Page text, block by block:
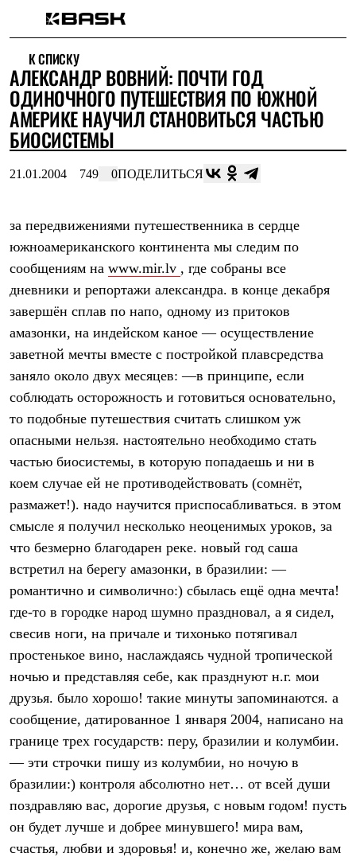
Интернет-магазин
Мужская одежда
Утепленная пухом
Куртки
Брюки
Жилеты
Комбинезоны
Куртки
Куртки
Софтшелл одежда
Куртки
Брюки
Флисовая одежда
Куртки
Брюки
Термобелье
Теплое термобелье
Среднее термобелье
Легкое термобелье
Лёгкая одежда
Футболки
Толстовки
Брюки
Женская одежда
Утепленная пухом
Куртки
Жилеты
Утепленная синтетикой
Брюки
Штормовая одежда
Софтшелл одежда
Куртки
Брюки
Лёгкая одежда
Рубашки
Футболки
Брюки
Термобелье
Теплое термобелье
Среднее термобелье
Легкое термобелье
Флисовая одежда
К СПИСКУ
АЛЕКСАНДР ВОВНИЙ: ПОЧТИ ГОД
ОДИНОЧНОГО ПУТЕШЕСТВИЯ ПО ЮЖНОЙ
АМЕРИКЕ НАУЧИЛ СТАНОВИТЬСЯ ЧАСТЬЮ
БИОСИСТЕМЫ
21.01.2004 749 0ПОДЕЛИТЬСЯ
за передвижениями путешественника в сердце
южноамериканского континента мы следим по
сообщениям на www.mir.lv , где собраны все
дневники и репортажи александра. в конце декабря
завершён сплав по напо, одному из притоков
амазонки, на индейском каное — осуществление
заветной мечты вместе с постройкой плавсредства
заняло около двух месяцев: —в принципе, если
соблюдать осторожность и готовиться основательно,
то подобные путешествия считать слишком уж
опасными нельзя. настоятельно необходимо стать
частью биосистемы, в которую попадаешь и ни в
коем случае ей не противодействовать (сомнёт,
размажет!). надо научится приспосабливаться. в этом
смысле я получил несколько неоценимых уроков, за
что безмерно благодарен реке. новый год саша
встретил на берегу амазонки, в бразилии: —
романтично и символично:) сбылась ещё одна мечта!
где-то в городке народ шумно праздновал, а я сидел,
свесив ноги, на причале и тихонько потягивал
простенькое вино, наслаждаясь чудной тропической
ночью и представляя себе, как празднуют н.г. мои
друзья. было хорошо! такие минуты запоминаются. а
сообщение, датированное 1 января 2004, написано на
границе трех государств: перу, бразилии и колумбии.
— эти строчки пишу из колумбии, но ночую в
бразилии:) контроля абсолютно нет… от всей души
поздравляю вас, дорогие друзья, с новым годом! пусть
он будет лучше и добрее минувшего! мира вам,
счастья, любви и здоровья! и, конечно же, желаю вам